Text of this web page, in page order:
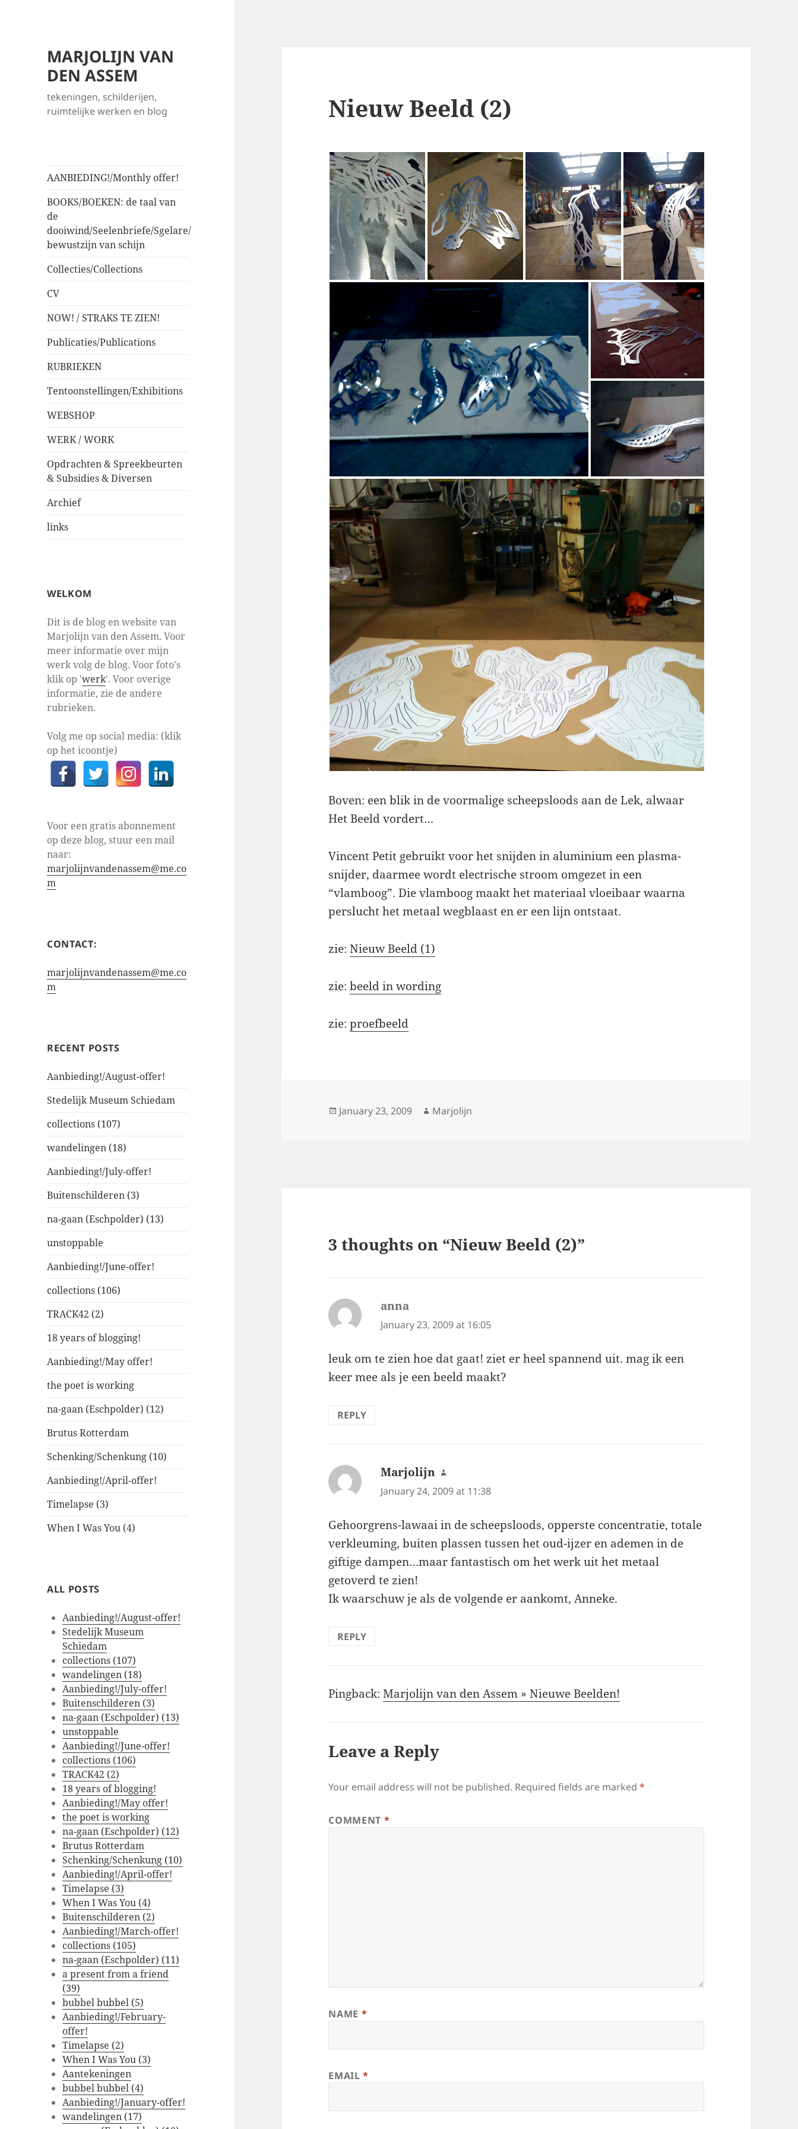
MARJOLIJN VAN
DEN ASSEM
tekeningen, schilderijen,
ruimtelijke werken en blog
AANBIEDING!/Monthly offer!
BOOKS/BOEKEN: de taal van
de
dooiwind/Seelenbriefe/Sgelare/
bewustzijn van schijn
Collecties/Collections
CV
NOW! / STRAKS TE ZIEN!
Publicaties/Publications
RUBRIEKEN
Tentoonstellingen/Exhibitions
WEBSHOP
WERK / WORK
Opdrachten & Spreekbeurten
& Subsidies & Diversen
Archief
links
WELKOM
Dit is de blog en website van
Marjolijn van den Assem. Voor
meer informatie over mijn
werk volg de blog. Voor foto's
klik op 'werk'. Voor overige
informatie, zie de andere
rubrieken.
Volg me op social media: (klik
op het icoontje)
Voor een gratis abonnement
op deze blog, stuur een mail
naar:
marjolijnvandenassem@me.co
m
CONTACT:
marjolijnvandenassem@me.co
m
RECENT POSTS
Aanbieding!/August-offer!
Stedelijk Museum Schiedam
collections (107)
wandelingen (18)
Aanbieding!/July-offer!
Buitenschilderen (3)
na-gaan (Eschpolder) (13)
unstoppable
Aanbieding!/June-offer!
collections (106)
TRACK42 (2)
18 years of blogging!
Aanbieding!/May offer!
the poet is working
na-gaan (Eschpolder) (12)
Brutus Rotterdam
Schenking/Schenkung (10)
Aanbieding!/April-offer!
Timelapse (3)
When I Was You (4)
ALL POSTS
Aanbieding!/August-offer!
Stedelijk Museum
Schiedam
collections (107)
wandelingen (18)
Aanbieding!/July-offer!
Buitenschilderen (3)
na-gaan (Eschpolder) (13)
unstoppable
Aanbieding!/June-offer!
collections (106)
TRACK42 (2)
18 years of blogging!
Aanbieding!/May offer!
the poet is working
na-gaan (Eschpolder) (12)
Brutus Rotterdam
Schenking/Schenkung (10)
Aanbieding!/April-offer!
Timelapse (3)
When I Was You (4)
Buitenschilderen (2)
Aanbieding!/March-offer!
collections (105)
na-gaan (Eschpolder) (11)
a present from a friend
(39)
bubbel bubbel (5)
Aanbieding!/February-
offer!
Timelapse (2)
When I Was You (3)
Aantekeningen
bubbel bubbel (4)
Aanbieding!/January-offer!
wandelingen (17)
Nieuw Beeld (2)
Boven: een blik in de voormalige scheepsloods aan de Lek, alwaar
Het Beeld vordert…
Vincent Petit gebruikt voor het snijden in aluminium een plasma-
snijder, daarmee wordt electrische stroom omgezet in een
“vlamboog”. Die vlamboog maakt het materiaal vloeibaar waarna
perslucht het metaal wegblaast en er een lijn ontstaat.
zie:Nieuw Beeld (1)
zie:beeld in wording
zie:proefbeeld
Posted
January 23, 2009 Author
Marjolijn
3 thoughts on “Nieuw Beeld (2)”
anna
January 23, 2009 at 16:05
leuk om te zien hoe dat gaat! ziet er heel spannend uit. mag ik een
keer mee als je een beeld maakt?
REPLY
Marjolijn says:
January 24, 2009 at 11:38
Gehoorgrens-lawaai in de scheepsloods, opperste concentratie, totale
verkleuming, buiten plassen tussen het oud-ijzer en ademen in de
giftige dampen…maar fantastisch om het werk uit het metaal
getoverd te zien!
Ik waarschuw je als de volgende er aankomt, Anneke.
REPLY
Pingback:Marjolijn van den Assem » Nieuwe Beelden!
Leave a Reply
Your email address will not be published. Required fields are marked*
COMMENT *
NAME *
EMAIL*